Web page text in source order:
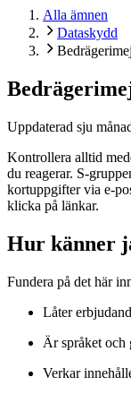
Alla ämnen
Dataskydd
Uppdaterad sju
Kontrollera alltid
du reagerar. S-
kortuppgifter via e-
klicka på länkar.
Hur känner
Fundera på det här
Låter
Är språket och
Verkar